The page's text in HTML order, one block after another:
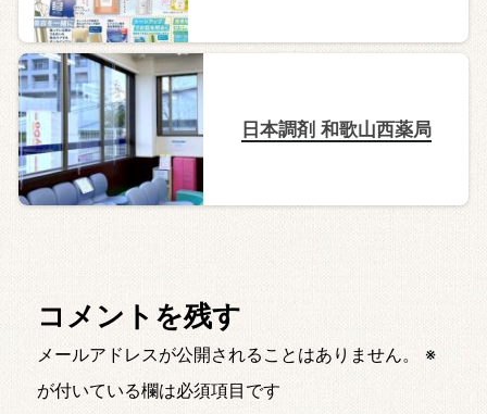
日本調剤 和歌山西薬局
コメントを残す
メールアドレスが公開されることはありません。
※
が付いている欄は必須項目です